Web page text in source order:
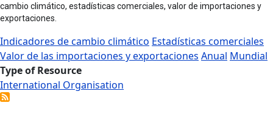
cambio climático, estadísticas comerciales, valor de importaciones y
exportaciones.
Indicadores de cambio climático Estadísticas comerciales
Valor de las importaciones y exportaciones Anual Mundial
Type of Resource
International Organisation